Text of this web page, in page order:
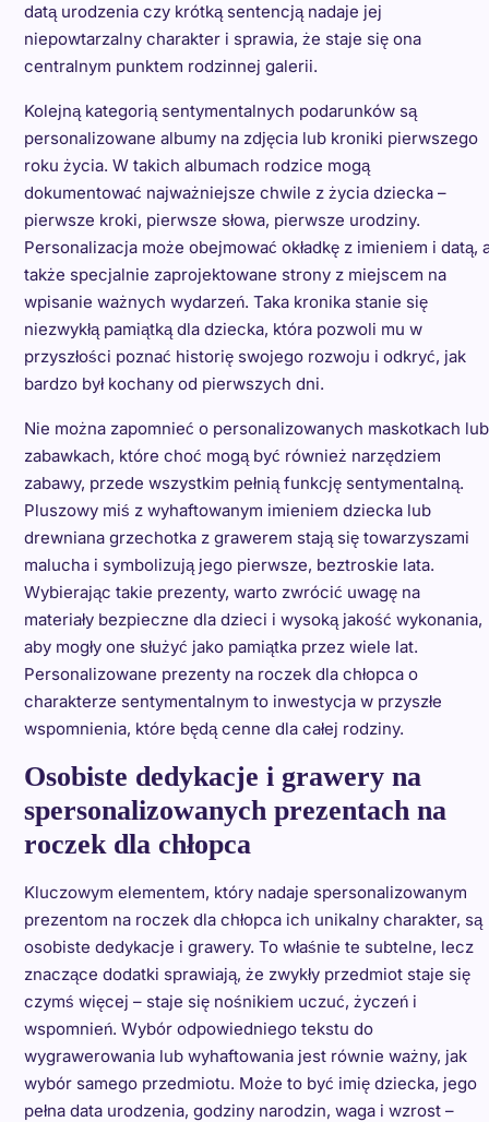
datą urodzenia czy krótką sentencją nadaje jej
niepowtarzalny charakter i sprawia, że staje się ona
centralnym punktem rodzinnej galerii.
Kolejną kategorią sentymentalnych podarunków są
personalizowane albumy na zdjęcia lub kroniki pierwszego
roku życia. W takich albumach rodzice mogą
dokumentować najważniejsze chwile z życia dziecka –
pierwsze kroki, pierwsze słowa, pierwsze urodziny.
Personalizacja może obejmować okładkę z imieniem i datą,
także specjalnie zaprojektowane strony z miejscem na
wpisanie ważnych wydarzeń. Taka kronika stanie się
niezwykłą pamiątką dla dziecka, która pozwoli mu w
przyszłości poznać historię swojego rozwoju i odkryć, jak
bardzo był kochany od pierwszych dni.
Nie można zapomnieć o personalizowanych maskotkach lub
zabawkach, które choć mogą być również narzędziem
zabawy, przede wszystkim pełnią funkcję sentymentalną.
Pluszowy miś z wyhaftowanym imieniem dziecka lub
drewniana grzechotka z grawerem stają się towarzyszami
malucha i symbolizują jego pierwsze, beztroskie lata.
Wybierając takie prezenty, warto zwrócić uwagę na
materiały bezpieczne dla dzieci i wysoką jakość wykonania,
aby mogły one służyć jako pamiątka przez wiele lat.
Personalizowane prezenty na roczek dla chłopca o
charakterze sentymentalnym to inwestycja w przyszłe
wspomnienia, które będą cenne dla całej rodziny.
Osobiste dedykacje i grawery na
spersonalizowanych prezentach na
roczek dla chłopca
Kluczowym elementem, który nadaje spersonalizowanym
prezentom na roczek dla chłopca ich unikalny charakter, są
osobiste dedykacje i grawery. To właśnie te subtelne, lecz
znaczące dodatki sprawiają, że zwykły przedmiot staje się
czymś więcej – staje się nośnikiem uczuć, życzeń i
wspomnień. Wybór odpowiedniego tekstu do
wygrawerowania lub wyhaftowania jest równie ważny, jak
wybór samego przedmiotu. Może to być imię dziecka, jego
pełna data urodzenia, godziny narodzin, waga i wzrost –